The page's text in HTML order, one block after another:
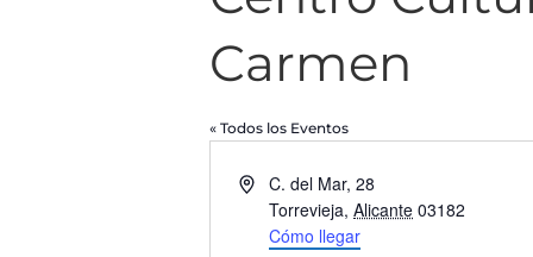
Carmen
« Todos los Eventos
Dirección
C. del Mar, 28
Torrevieja, Alicante 03182
Cómo llegar